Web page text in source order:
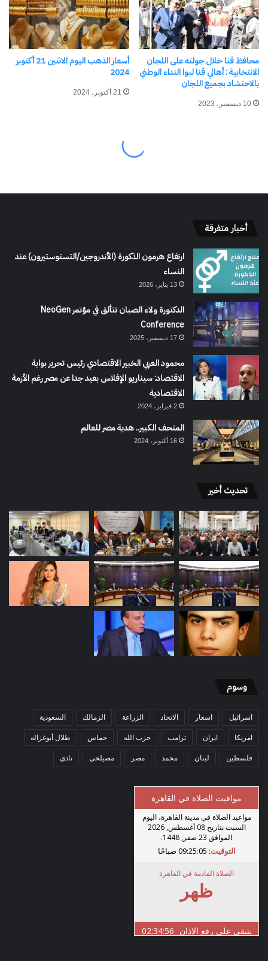
أخبار متفرقة
ارتفاع هرمون الذكورة (الأندروجين/التستوستيرون) عند
النساء
13 يناير، 2026
الدكتورة ولاء الصبان تتألق في مؤتمر NeoGen
Conference
17 ديسمبر، 2025
محمود العربي الخبير الاقتصادي رئيس تحرير بوابة
الاقتصاد: سيناريو الإفلاس بعيد جدا عن مصر رغم الأزمة
الاقتصادية
2 فبراير، 2024
المتحف الكبير.. هدية مصر للعالم
16 أكتوبر، 2024
تحديث أخير
وسوم
اسرائيل اسعار الاتحاد الزراعة الزمالك السعودية
امريكا ايران ترامب حزب الله حماس طلال أبوغزاله
فلسطين لبنان محمد مصر مصيلحي نادي